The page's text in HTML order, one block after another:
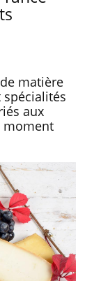
matière
aux
moment